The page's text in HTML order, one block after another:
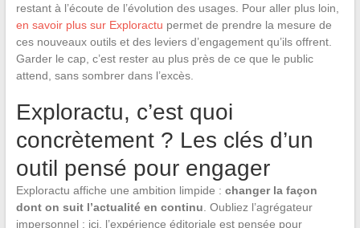
restant à l’écoute de l’évolution des usages. Pour aller plus loin,
en savoir plus sur Exploractu permet de prendre la mesure de
ces nouveaux outils et des leviers d’engagement qu’ils offrent.
Garder le cap, c’est rester au plus près de ce que le public
attend, sans sombrer dans l’excès.
Exploractu, c’est quoi
concrètement ? Les clés d’un
outil pensé pour engager
Exploractu affiche une ambition limpide : changer la façon
dont on suit l’actualité en continu . Oubliez l’agrégateur
impersonnel : ici, l’expérience éditoriale est pensée pour